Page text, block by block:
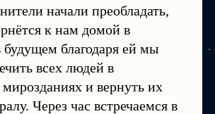
начали преобладать,
к нам домой в
будущем благодаря ей мы
всех людей в
и вернуть их
Через час встречаемся в